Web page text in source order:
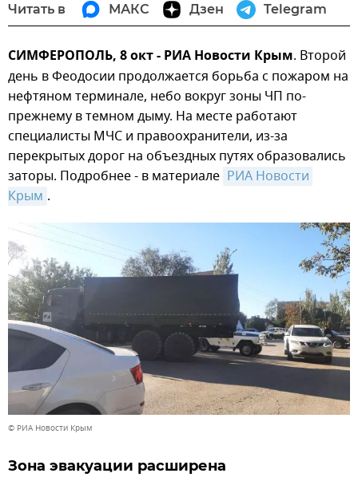
Читать в МАКС Дзен Telegram
СИМФЕРОПОЛЬ, 8 окт - РИА Новости Крым. Второй
день в Феодосии продолжается борьба с пожаром на
нефтяном терминале, небо вокруг зоны ЧП по-
прежнему в темном дыму. На месте работают
специалисты МЧС и правоохранители, из-за
перекрытых дорог на объездных путях образовались
заторы. Подробнее - в материале РИА Новости
Крым .
© РИА Новости Крым
Зона эвакуации расширена